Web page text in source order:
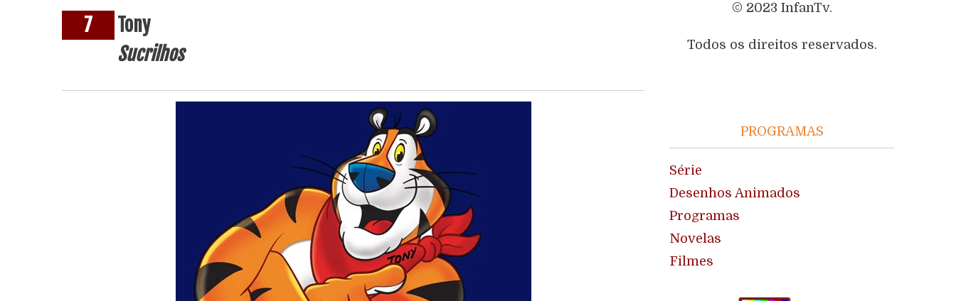
7
Tony
Sucrilhos
© 2023 InfanTv.
Todos os direitos reservados.
PROGRAMAS
Série
Desenhos Animados
Programas
Novelas
Filmes